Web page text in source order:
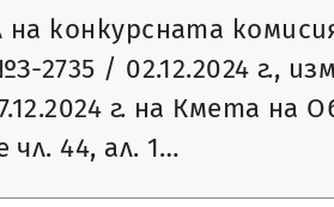
конкурсната
2735 / 02.12.2024 г.,
г. на Кмета на
чл. 44, ал. 1…